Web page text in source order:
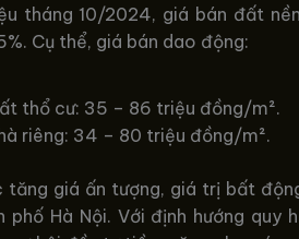
tháng 10/2024, giá bán đất
Cụ thể, giá bán dao động:
thổ cư: 35 – 86 triệu đồng/m².
riêng: 34 – 80 triệu đồng/m².
tăng giá ấn tượng, giá trị bất
phố Hà Nội. Với định hướng